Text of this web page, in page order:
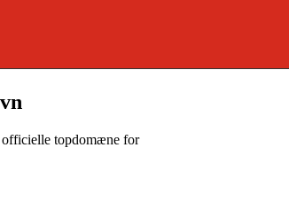
officielle topdomæne for